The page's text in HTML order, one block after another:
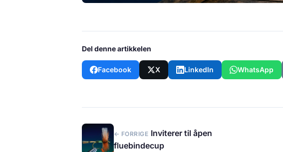
Del denne artikkelen
Facebook X LinkedIn WhatsApp
← FORRIGE Inviterer til åpen
fluebindecup